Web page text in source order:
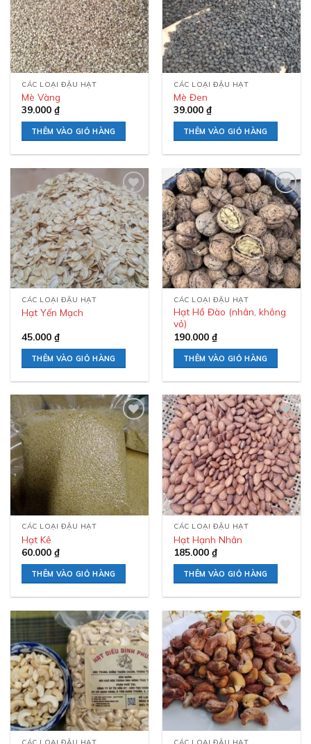
CÁC LOẠI ĐẬU HẠT
Mè Vàng
39.000₫
THÊM VÀO GIỎ HÀNG
CÁC LOẠI ĐẬU HẠT
Mè Đen
39.000₫
THÊM VÀO GIỎ HÀNG
Add to
wishlist
CÁC LOẠI ĐẬU HẠT
Hạt Yến Mạch
45.000₫
THÊM VÀO GIỎ HÀNG
Add to
wishlist
CÁC LOẠI ĐẬU HẠT
Hạt Hồ Đào (nhân, không
vỏ)
190.000₫
THÊM VÀO GIỎ HÀNG
Add to
wishlist
CÁC LOẠI ĐẬU HẠT
Hạt Kê
60.000₫
THÊM VÀO GIỎ HÀNG
Add to
wishlist
CÁC LOẠI ĐẬU HẠT
Hạt Hạnh Nhân
185.000₫
THÊM VÀO GIỎ HÀNG
Add to
wishlist
CÁC LOẠI ĐẬU HẠT
Add to
wishlist
CÁC LOẠI ĐẬU HẠT